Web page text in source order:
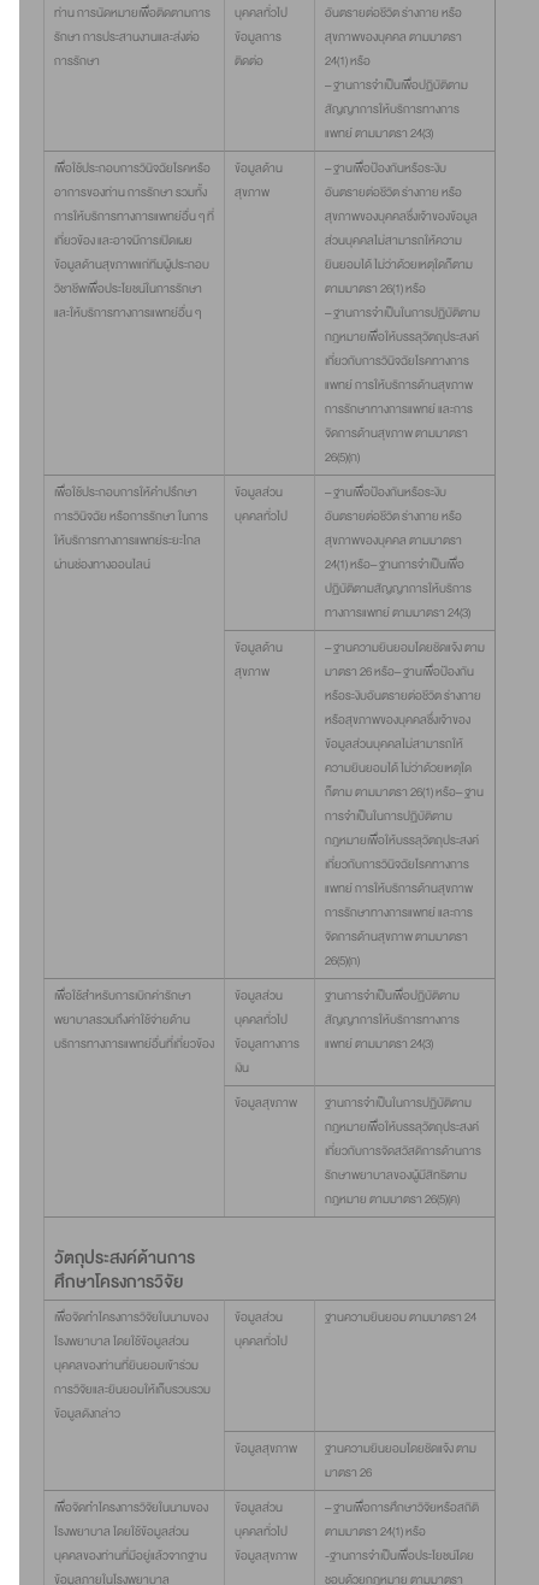
ท่าน การนัดหมายเพื่อติดตามการ
รักษา การประสานงานและส่งต่อ
การรักษา
บุคคลทั่วไป
ข้อมูลการ
ติดต่อ
อันตรายต่อชีวิต ร่างกาย หรือ
สุขภาพของบุคคล ตามมาตรา
24(1) หรือ
– ฐานการจำเป็นเพื่อปฏิบัติตาม
สัญญาการให้บริการทางการ
แพทย์ ตามมาตรา 24(3)
เพื่อใช้ประกอบการวินิจฉัยโรคหรือ
อาการของท่าน การรักษา รวมทั้ง
การให้บริการทางการแพทย์อื่น ๆ ที่
เกี่ยวข้อง และอาจมีการเปิดเผย
ข้อมูลด้านสุขภาพแก่ทีมผู้ประกอบ
วิชาชีพเพื่อประโยชน์ในการรักษา
และให้บริการทางการแพทย์อื่น ๆ
ข้อมูลด้าน
สุขภาพ
– ฐานเพื่อป้องกันหรือระงับ
อันตรายต่อชีวิต ร่างกาย หรือ
สุขภาพของบุคคลซึ่งเจ้าของข้อมูล
ส่วนบุคคลไม่สามารถให้ความ
ยินยอมได้ ไม่ว่าด้วยเหตุใดก็ตาม
ตามมาตรา 26(1) หรือ
– ฐานการจำเป็นในการปฏิบัติตาม
กฎหมายเพื่อให้บรรลุวัตถุประสงค์
เกี่ยวกับการวินิจฉัยโรคทางการ
แพทย์ การให้บริการด้านสุขภาพ
การรักษาทางการแพทย์ และการ
จัดการด้านสุขภาพ ตามมาตรา
26(5)(ก)
เพื่อใช้ประกอบการให้คำปรึกษา
การวินิจฉัย หรือการรักษา ในการ
ให้บริการทางการแพทย์ระยะไกล
ผ่านช่องทางออนไลน์
ข้อมูลส่วน
บุคคลทั่วไป
– ฐานเพื่อป้องกันหรือระงับ
อันตรายต่อชีวิต ร่างกาย หรือ
สุขภาพของบุคคล ตามมาตรา
24(1) หรือ– ฐานการจำเป็นเพื่อ
ปฏิบัติตามสัญญาการให้บริการ
ทางการแพทย์ ตามมาตรา 24(3)
ข้อมูลด้าน
สุขภาพ
– ฐานความยินยอมโดยชัดแจ้ง ตาม
มาตรา 26 หรือ– ฐานเพื่อป้องกัน
หรือระงับอันตรายต่อชีวิต ร่างกาย
หรือสุขภาพของบุคคลซึ่งเจ้าของ
ข้อมูลส่วนบุคคลไม่สามารถให้
ความยินยอมได้ ไม่ว่าด้วยเหตุใด
ก็ตาม ตามมาตรา 26(1) หรือ– ฐาน
การจำเป็นในการปฏิบัติตาม
กฎหมายเพื่อให้บรรลุวัตถุประสงค์
เกี่ยวกับการวินิจฉัยโรคทางการ
แพทย์ การให้บริการด้านสุขภาพ
การรักษาทางการแพทย์ และการ
จัดการด้านสุขภาพ ตามมาตรา
26(5)(ก)
เพื่อใช้สำหรับการเบิกค่ารักษา
พยาบาลรวมถึงค่าใช้จ่ายด้าน
บริการทางการแพทย์อื่นที่เกี่ยวข้อง
ข้อมูลส่วน
บุคคลทั่วไป
ข้อมูลทางการ
เงิน
ฐานการจำเป็นเพื่อปฏิบัติตาม
สัญญาการให้บริการทางการ
แพทย์ ตามมาตรา 24(3)
ข้อมูลสุขภาพ
ฐานการจำเป็นในการปฏิบัติตาม
กฎหมายเพื่อให้บรรลุวัตถุประสงค์
เกี่ยวกับการจัดสวัสดิการด้านการ
รักษาพยาบาลของผู้มีสิทธิตาม
กฎหมาย ตามมาตรา 26(5)(ค)
วัตถุประสงค์ด้านการ
ศึกษาโครงการวิจัย
เพื่อจัดทำโครงการวิจัยในนามของ
โรงพยาบาล โดยใช้ข้อมูลส่วน
บุคคลของท่านที่ยินยอมเข้าร่วม
การวิจัยและยินยอมให้เก็บรวบรวม
ข้อมูลดังกล่าว
ข้อมูลส่วน
บุคคลทั่วไป
ฐานความยินยอม ตามมาตรา 24
ข้อมูลสุขภาพ
ฐานความยินยอมโดยชัดแจ้ง ตาม
มาตรา 26
เพื่อจัดทำโครงการวิจัยในนามของ
โรงพยาบาล โดยใช้ข้อมูลส่วน
บุคคลของท่านที่มีอยู่แล้วจากฐาน
ข้อมูลภายในโรงพยาบาล
ข้อมูลส่วน
บุคคลทั่วไป
ข้อมูลสุขภาพ
– ฐานเพื่อการศึกษาวิจัยหรือสถิติ
ตามมาตรา 24(1) หรือ
-ฐานการจำเป็นเพื่อประโยชน์โดย
ชอบด้วยกฎหมาย ตามมาตรา